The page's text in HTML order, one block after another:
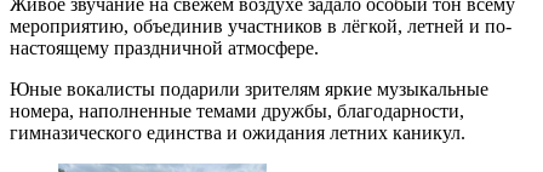
Живое звучание на свежем воздухе задало особый тон всему
мероприятию, объединив участников в лёгкой, летней и по-
настоящему праздничной атмосфере.
Юные вокалисты подарили зрителям яркие музыкальные
номера, наполненные темами дружбы, благодарности,
гимназического единства и ожидания летних каникул.